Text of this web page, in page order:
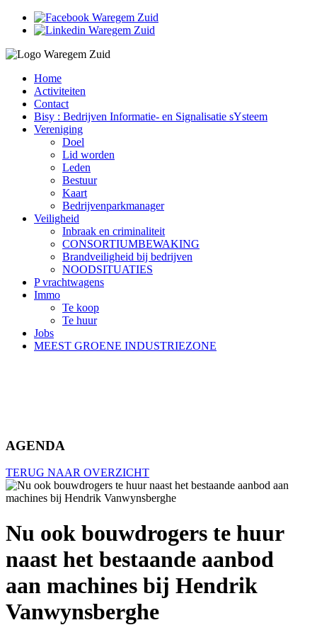
Home
Activiteiten
Contact
Bisy : Bedrijven Informatie- en Signalisatie sYsteem
Vereniging
Doel
Lid worden
Leden
Bestuur
Kaart
Bedrijvenparkmanager
Veiligheid
Inbraak en criminaliteit
CONSORTIUMBEWAKING
Brandveiligheid bij bedrijven
NOODSITUATIES
P vrachtwagens
Immo
Te koop
Te huur
Jobs
MEEST GROENE INDUSTRIEZONE
AGENDA
TERUG NAAR OVERZICHT
Nu ook bouwdrogers te huur
naast het bestaande aanbod
aan machines bij Hendrik
Vanwynsberghe